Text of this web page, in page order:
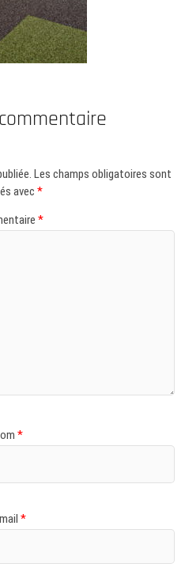
Les champs obligatoires sont
avec *
*
*
*